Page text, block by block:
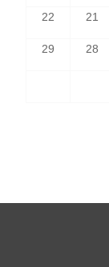
21
22
28
29